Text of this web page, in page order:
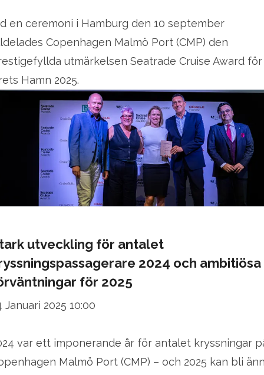
en ceremoni i Hamburg den 10 september
Copenhagen Malmö Port (CMP) den
utmärkelsen Seatrade Cruise Award för
Hamn 2025.
utveckling för antalet
2024 och ambitiösa
för 2025
Januari 2025 10:00
var ett imponerande år för antalet kryssningar
Malmö Port (CMP) – och 2025 kan bli